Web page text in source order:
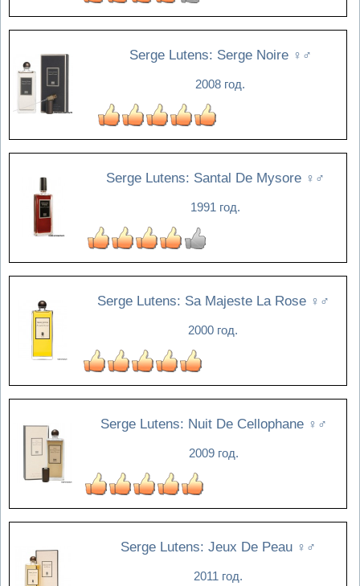
Serge Lutens: Serge Noire ♀♂
2008 год.
Serge Lutens: Santal De Mysore ♀♂
1991 год.
Serge Lutens: Sa Majeste La Rose ♀♂
2000 год.
Serge Lutens: Nuit De Cellophane ♀♂
2009 год.
Serge Lutens: Jeux De Peau ♀♂
2011 год.